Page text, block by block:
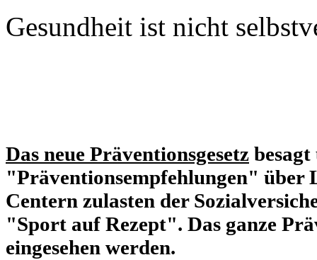
Gesundheit ist nicht
Das neue Präventionsgesetz
"Präventionsempfehlungen" über
Centern zulasten der
"Sport auf Rezept". Das ganze
eingesehen werden.